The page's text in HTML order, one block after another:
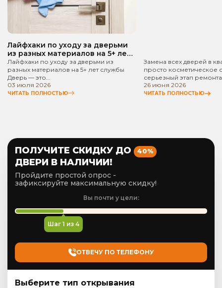
Лайфхаки по уходу за дверьми
из разных материалов на 5+ лет
службы
Лайфхаки по уходу за дверьми из
разных материалов на 5+ лет службы
Дверь — это…
03 июля 2026
ЧИТАТЬ ПОЛНОСТЬЮ
Замена всех дверей в
просто косметическое
серьезный этап
26 июня 2026
ЧИТАТЬ ПОЛНОСТЬЮ
ПОЛУЧИТЕ СКИДКУ ДО 40%
ДВЕРИ В НАЛИЧИИ!
Пройдите простой опрос -
зафиксируйте максимальную скидку!
Вы почти у цели:
Шаг 1 из 4
ОТВЕЧУ ПО ТЕЛЕФОНУ
Выберите тип открывания